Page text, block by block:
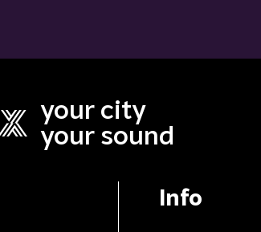
your city
your sound
Info